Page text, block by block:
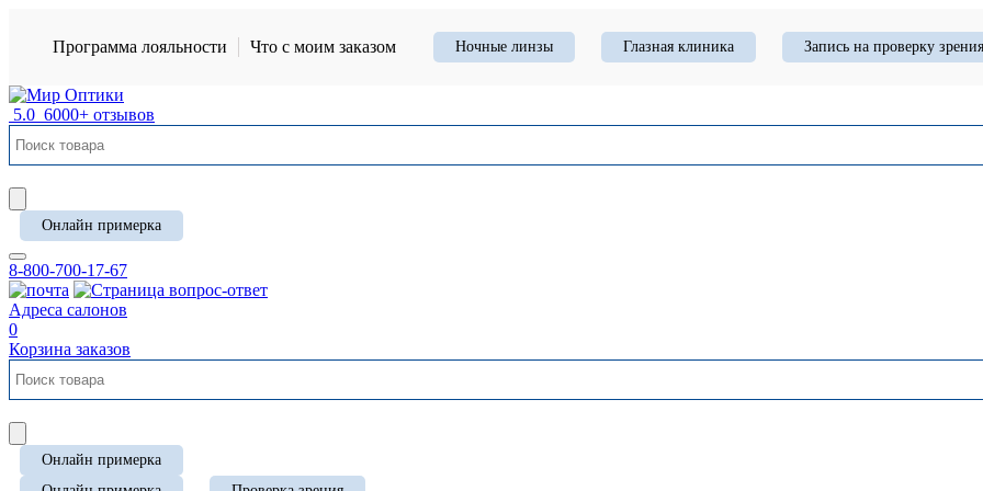
Программа лояльности Что с моим заказом Ночные линзы Глазная клиника Запись на проверку зрения
5.0 6000+ отзывов
Онлайн примерка
8-800-700-17-67
Адреса салонов
0
Корзина заказов
Онлайн примерка